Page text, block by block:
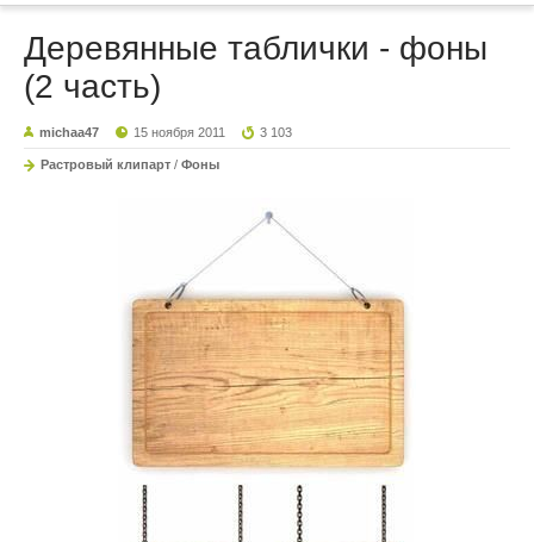
Деревянные таблички - фоны
(2 часть)
michaa47 15 ноября 2011 3 103
Растровый клипарт / Фоны